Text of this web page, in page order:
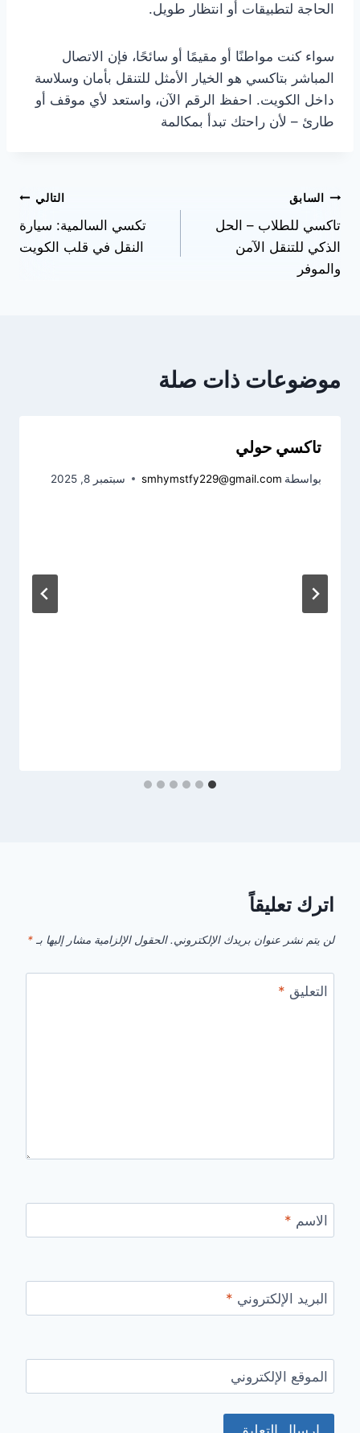
الحاجة لتطبيقات أو انتظار طويل.
سواء كنت مواطنًا أو مقيمًا أو سائحًا، فإن الاتصال
المباشر بتاكسي هو الخيار الأمثل للتنقل بأمان وسلاسة
داخل الكويت. احفظ الرقم الآن، واستعد لأي موقف أو
طارئ – لأن راحتك تبدأ بمكالمة
السابق
تاكسي للطلاب – الحل
الذكي للتنقل الآمن
والموفر
التالي
تكسي السالمية: سيارة
النقل في قلب الكويت
موضوعات ذات صلة
تاكسي حولي
بواسطة smhymstfy229@gmail.com سبتمبر 8, 2025
اترك تعليقاً
لن يتم نشر عنوان بريدك الإلكتروني. الحقول الإلزامية مشار إليها بـ *
التعليق *
الاسم *
البريد الإلكتروني *
الموقع الإلكتروني